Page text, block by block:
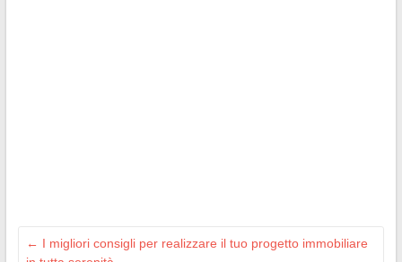
← I migliori consigli per realizzare il tuo progetto immobiliare